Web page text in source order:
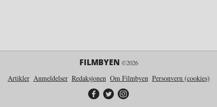
FILMBYEN ©2026
Artikler Anmeldelser Redaksjonen Om Filmbyen Personvern (cookies)
Filmbyen på Facebook
Filmbyen på Twitter
Filmbyen på Instagram